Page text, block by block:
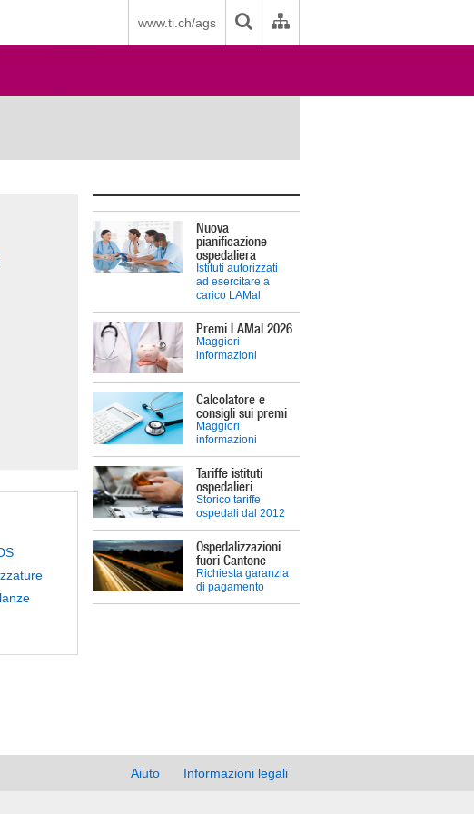
www.ti.ch/ags
Nuova
pianificazione
ospedaliera
Istituti autorizzati
ad esercitare a
carico LAMal
Premi LAMal 2026
Maggiori
informazioni
Calcolatore e
consigli sui premi
Maggiori
informazioni
Tariffe istituti
ospedalieri
Storico tariffe
ospedali dal 2012
Ospedalizzazioni
fuori Cantone
Richiesta garanzia
di pagamento
Aiuto Informazioni legali